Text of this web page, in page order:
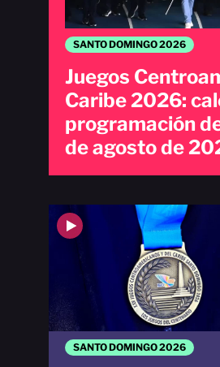
SANTO DOMINGO 2026
Juegos
Caribe 2026:
programación
de agosto de
SANTO DOMINGO 2026